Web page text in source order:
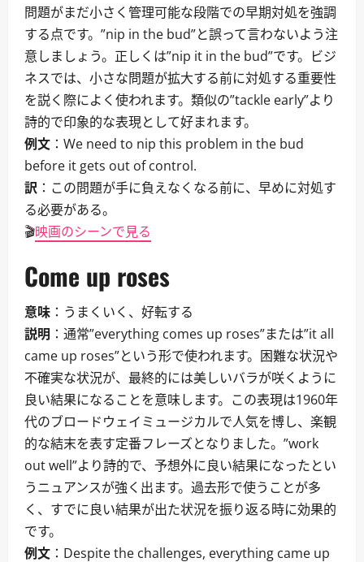
問題がまだ小さく管理可能な段階での早期対処を強調
する点です。”nip in the bud”と誤って言わないよう注
意しましょう。正しくは”nip it in the bud”です。ビジ
ネスでは、小さな問題が拡大する前に対処する重要性
を説く際によく使われます。類似の”tackle early”より
詩的で印象的な表現として好まれます。
例文 ：We need to nip this problem in the bud
before it gets out of control.
訳 ：この問題が手に負えなくなる前に、早めに対処す
る必要がある。
🎬映画のシーンで見る
Come up roses
意味 ：うまくいく、好転する
説明 ：通常”everything comes up roses”または”it all
came up roses”という形で使われます。困難な状況や
不確実な状況が、最終的には美しいバラが咲くように
良い結果になることを意味します。この表現は1960年
代のブロードウェイミュージカルで人気を博し、楽観
的な結末を表す定番フレーズとなりました。”work
out well”より詩的で、予想外に良い結果になったとい
うニュアンスが強く出ます。過去形で使うことが多
く、すでに良い結果が出た状況を振り返る時に効果的
です。
例文 ：Despite the challenges, everything came up